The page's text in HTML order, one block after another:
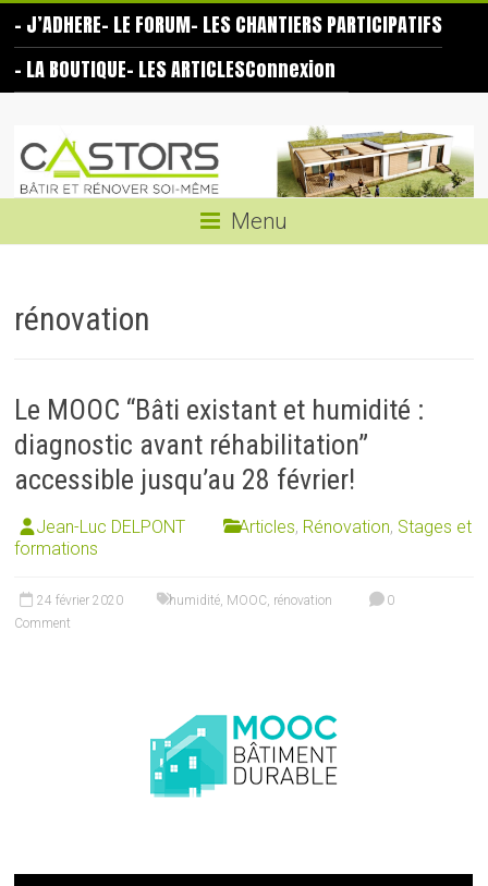
content
– J’ADHERE– LE FORUM– LES CHANTIERS PARTICIPATIFS
– LA BOUTIQUE– LES ARTICLESConnexion
Castors
même
Menu
rénovation
Le MOOC “Bâti existant et humidité :
diagnostic avant réhabilitation”
accessible jusqu’au 28 février!
Jean-Luc DELPONT Articles, Rénovation, Stages et
formations
24 février 2020 humidité MOOC rénovation
0
Comment